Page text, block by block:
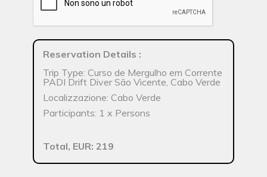
Reservation Details :
Trip Type: Curso de Mergulho em Corrente
PADI Drift Diver São Vicente, Cabo Verde
Localizzazione: Cabo Verde
Participants: 1 x Persons
Total, EUR: 219